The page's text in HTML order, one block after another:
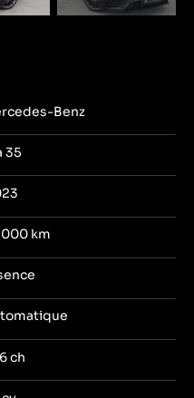
Benz
35
km
ch